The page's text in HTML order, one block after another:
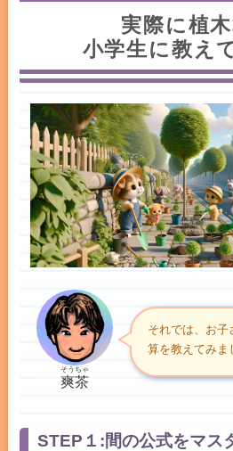
実際に植
小学生に教え
爽茶
そうちゃ
それでは、お子
算を教えてみま
STEP１:間の公式をマス